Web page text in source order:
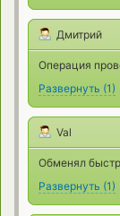
Дмитрий
Операция
Развернуть (1)
Val
Обменял
Развернуть (1)